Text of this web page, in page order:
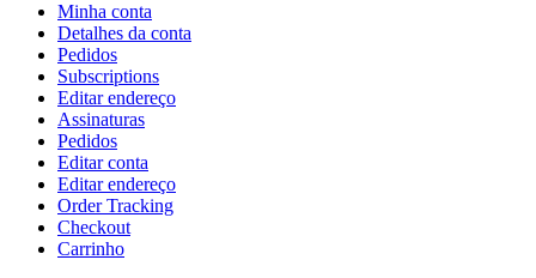
Minha conta
Detalhes da conta
Pedidos
Subscriptions
Editar endereço
Assinaturas
Pedidos
Editar conta
Editar endereço
Order Tracking
Checkout
Carrinho